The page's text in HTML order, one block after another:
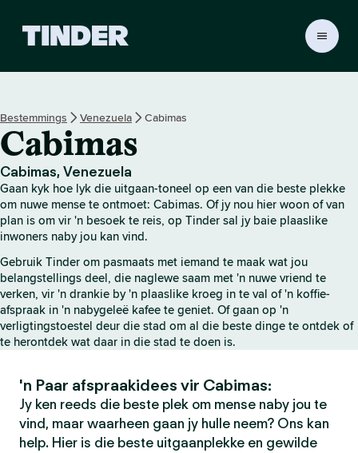
r
-
t
i
s
b
l
d
Bestemmings Venezuela Cabimas
Cabimas
Cabimas, Venezuela
Gaan kyk hoe lyk die uitgaan-toneel op een van die beste plekke
om nuwe mense te ontmoet: Cabimas. Of jy nou hier woon of van
plan is om vir 'n besoek te reis, op Tinder sal jy baie plaaslike
inwoners naby jou kan vind.
Gebruik Tinder om pasmaats met iemand te maak wat jou
belangstellings deel, die naglewe saam met 'n nuwe vriend te
verken, vir 'n drankie by 'n plaaslike kroeg in te val of 'n koffie-
afspraak in 'n nabygeleë kafee te geniet. Of gaan op 'n
verligtingstoestel deur die stad om al die beste dinge te ontdek of
te herontdek wat daar in die stad te doen is.
'n Paar afspraakidees vir Cabimas:
Jy ken reeds die beste plek om mense naby jou te
vind, maar waarheen gaan jy hulle neem? Ons kan
help. Hier is die beste uitgaanplekke en gewilde